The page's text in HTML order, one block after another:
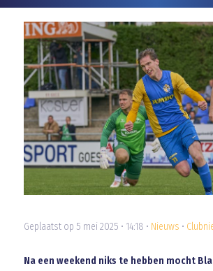
Geplaatst op 5 mei 2025 • 14:18 • Nieuws •
Na een weekend niks te hebben mocht